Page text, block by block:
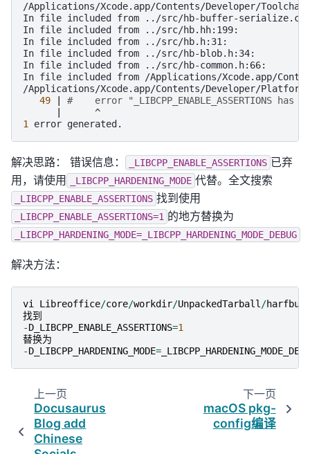
/Applications/Xcode.app/Contents/Developer/
In file included from
../src/hb-buffer-
In file included from
../src/hb.hh:199:
In file included from
../src/hb.h:31:
In file included from
../src/hb-blob.h:34:
In file included from
../src/hb-common.h:66:
In file included from
/Applications/Xcode.app/
/Applications/Xcode.app/Contents/Developer/
49
#    error "_LIBCPP_ENABLE_ASSERTIONS has
1
error
解决思路： 错误信息： _LIBCPP_ENABLE_ASSERTIONS 已弃
用，请使用
_LIBCPP_HARDENING_MODE 代替。全文搜索
_LIBCPP_ENABLE_ASSERTIONS 找到使用
_LIBCPP_ENABLE_ASSERTIONS=1 的地方替换为
_LIBCPP_HARDENING_MODE=_LIBCPP_HARDENING_MODE_DEBUG
解决方法：
vi Libreoffice/core/workdir/UnpackedTarball /harfbuzz
找到
-D_LIBCPP_ENABLE_ASSERTIONS=1
替换为
-D_LIBCPP_HARDENING_MODE=
上一页
Docusaurus
Blog add
Chinese
下一页
macOS pkg-
config编译